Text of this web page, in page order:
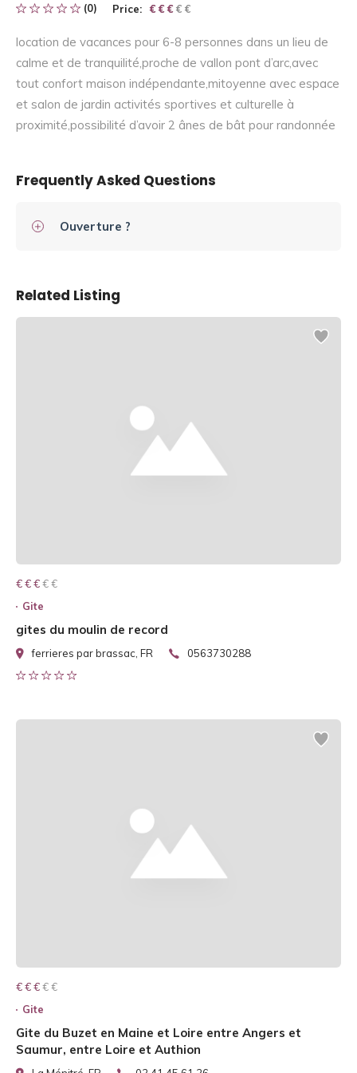
(0) Price: € € € € €
€ € €
location de vacances pour 6-8 personnes dans un lieu de
calme et de tranquilité,proche de vallon pont d’arc,avec
tout confort maison indépendante,mitoyenne avec espace
et salon de jardin activités sportives et culturelle à
proximité,possibilité d’avoir 2 ânes de bât pour randonnée
Frequently Asked Questions
Ouverture ?
Related Listing
€ € € € €
€ € €
Gite
gites du moulin de record
ferrieres par brassac, FR 0563730288
€ € € € €
€ € €
Gite
Gite du Buzet en Maine et Loire entre Angers et
Saumur, entre Loire et Authion